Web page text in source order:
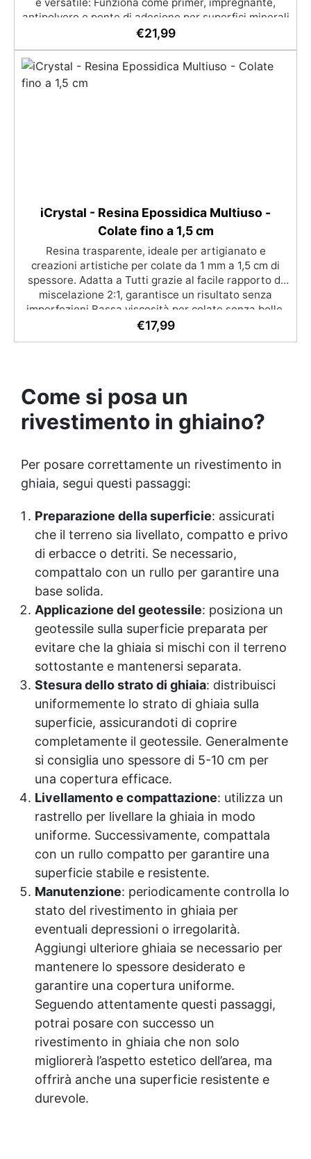
indicazione, poiché la quantità del prodotto è
calcolata in base a questo consumo. ​
antipolvere e ponte di adesione per superfici minerali
e calcestruzzo. ✅ Penetrazione profonda e
duratura, riducendo porosità e migliorando la
resistenza del supporto. ✅ Compatibilità universale:
Sovraverniciabile con qualsiasi sistema resinoso
€21,99
iCrystal - Resina Epossidica Multiuso -
Colate fino a 1,5 cm
Resina trasparente, ideale per artigianato e
creazioni artistiche per colate da 1 mm a 1,5 cm di
spessore. Adatta a Tutti grazie al facile rapporto di
miscelazione 2:1, garantisce un risultato senza
imperfezioni Bassa viscosità per colate senza bolle,
compatibile con legno, silicone, vetro, metallo e altri
brillante.
€17,99
Come si posa un
rivestimento in ghiaino?
Per posare correttamente un rivestimento in
ghiaia, segui questi passaggi:
Preparazione della superficie: assicurati
che il terreno sia livellato, compatto e privo
di erbacce o detriti. Se necessario,
compattalo con un rullo per garantire una
base solida.
Applicazione del geotessile: posiziona un
geotessile sulla superficie preparata per
evitare che la ghiaia si mischi con il terreno
sottostante e mantenersi separata.
Stesura dello strato di ghiaia: distribuisci
uniformemente lo strato di ghiaia sulla
superficie, assicurandoti di coprire
completamente il geotessile. Generalmente
si consiglia uno spessore di 5-10 cm per
una copertura efficace.
Livellamento e compattazione: utilizza un
rastrello per livellare la ghiaia in modo
uniforme. Successivamente, compattala
con un rullo compatto per garantire una
superficie stabile e resistente.
Manutenzione: periodicamente controlla lo
stato del rivestimento in ghiaia per
eventuali depressioni o irregolarità.
Aggiungi ulteriore ghiaia se necessario per
mantenere lo spessore desiderato e
garantire una copertura uniforme.
Seguendo attentamente questi passaggi,
potrai posare con successo un
rivestimento in ghiaia che non solo
migliorerà l’aspetto estetico dell’area, ma
offrirà anche una superficie resistente e
durevole.